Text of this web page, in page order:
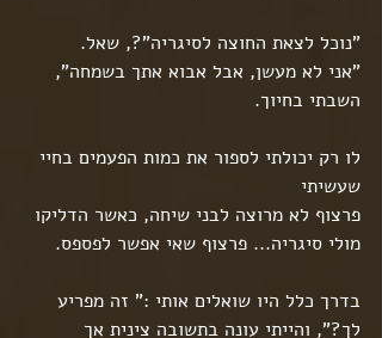
"נוכל לצאת החוצה לסיגריה"?, שאל.
"אני לא מעשן, אבל אבוא אתך בשמחה",
השבתי בחיוך.
לו רק יכולתי לספור את כמות הפעמים בחיי
שעשיתי
פרצוף לא מרוצה לבני שיחה, כאשר הדליקו
מולי סיגריה... פרצוף שאי אפשר לפספס.
בדרך כלל היו שואלים אותי :" זה מפריע
לך?", והייתי עונה בתשובה צינית אך